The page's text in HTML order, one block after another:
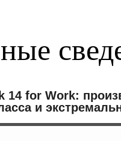
14 for Work:
и